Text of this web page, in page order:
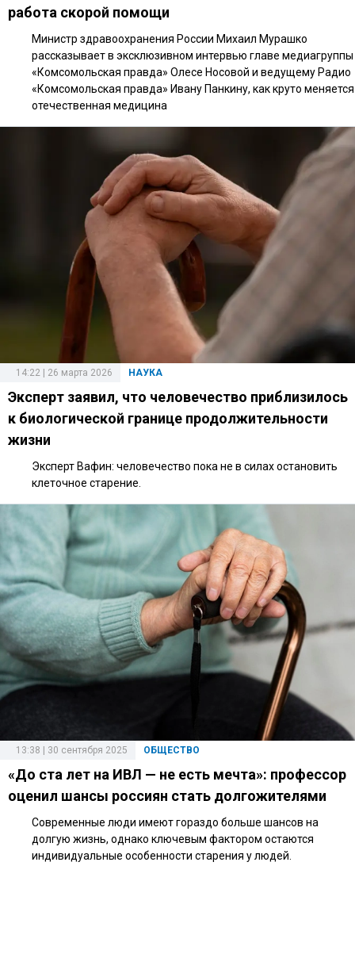
работа скорой помощи
Министр здравоохранения России Михаил Мурашко
рассказывает в эксклюзивном интервью главе медиагруппы
«Комсомольская правда» Олесе Носовой и ведущему Радио
«Комсомольская правда» Ивану Панкину, как круто меняется
отечественная медицина
НАУКА
14:22 | 26 марта 2026
Эксперт заявил, что человечество приблизилось
к биологической границе продолжительности
жизни
Эксперт Вафин: человечество пока не в силах остановить
клеточное старение.
ОБЩЕСТВО
13:38 | 30 сентября 2025
«До ста лет на ИВЛ — не есть мечта»: профессор
оценил шансы россиян стать долгожителями
Современные люди имеют гораздо больше шансов на
долгую жизнь, однако ключевым фактором остаются
индивидуальные особенности старения у людей.